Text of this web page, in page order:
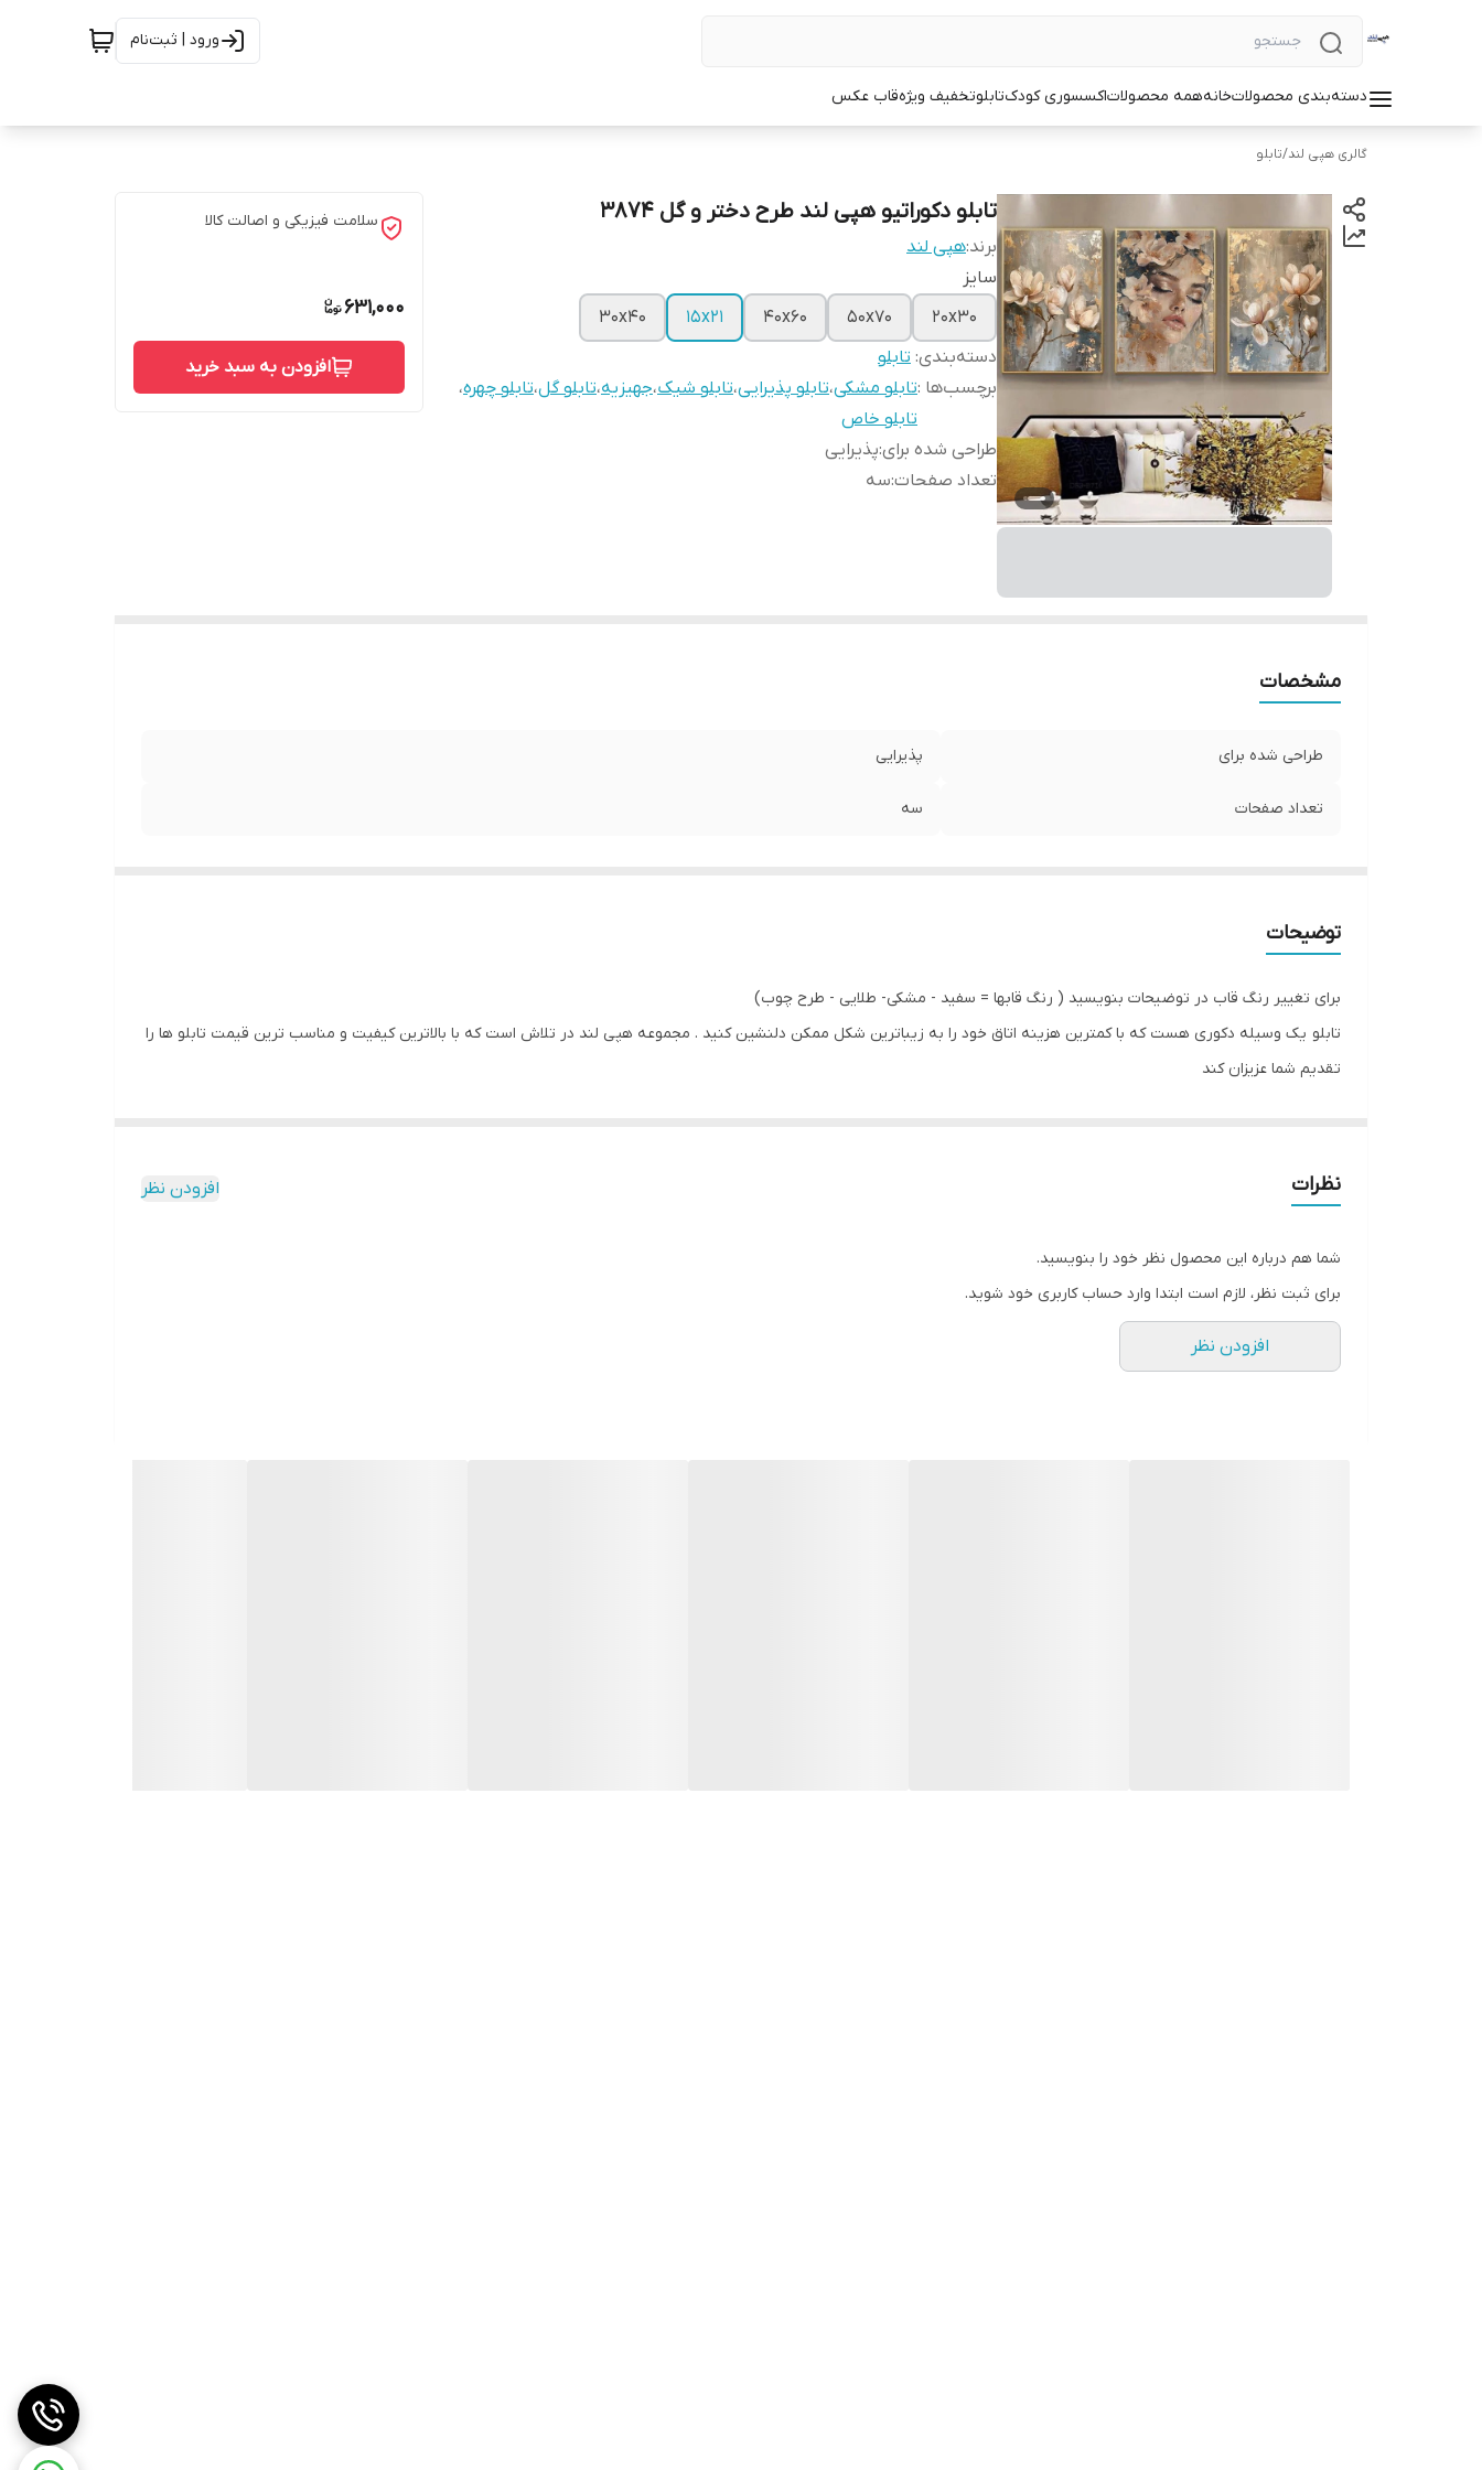
ورود | ثبت‌نام
دسته‌بندی محصولاتخانههمه محصولاتاکسسوری کودکتابلوتخفیف ویژهقاب عکس
گالری هپی لند/تابلو
تابلو دکوراتیو هپی لند طرح دختر و گل 3874
برند:هپی لند
سایز
20x30
50x70
40x60
15x21
30x40
دسته‌بندی: تابلو
برچسب‌ها :تابلو مشکی،تابلو پذیرایی،تابلو شیک،جهیزیه،تابلو گل،تابلو چهره،
تابلو خاص
طراحی شده برای:پذیرایی
تعداد صفحات:سه
سلامت فیزیکی و اصالت کالا
631,000
افزودن به سبد خرید
مشخصات
طراحی شده برای پذیرایی
تعداد صفحات سه
توضیحات
برای تغییر رنگ قاب در توضیحات بنویسید ( رنگ قابها = سفید - مشکی- طلایی - طرح چوب)
تابلو یک وسیله دکوری هست که با کمترین هزینه اتاق خود را به زیباترین شکل ممکن دلنشین کنید . مجموعه هپی لند در تلاش است که با بالاترین کیفیت و مناسب ترین قیمت تابلو ها را
تقدیم شما عزیزان کند
جنس شاسی ام دی اف هست عکس روی چوب چسبیده میشود و شیشه ندارد
نظرات افزودن نظر
شما هم درباره این محصول نظر خود را بنویسید.
برای ثبت نظر، لازم است ابتدا وارد حساب کاربری خود شوید.
افزودن نظر